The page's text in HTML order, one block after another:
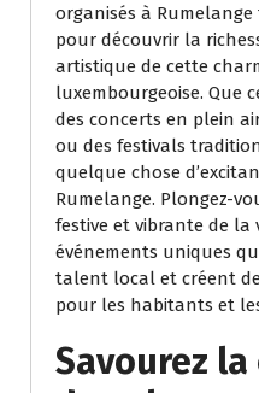
organisés à
pour découvrir la
artistique de cette
luxembourgeoise. Que
des concerts en plein
ou des festivals
quelque chose
Rumelange. Plongez-
festive et vibrante de la
événements uniques
talent local et créent
pour les habitants et
Savourez